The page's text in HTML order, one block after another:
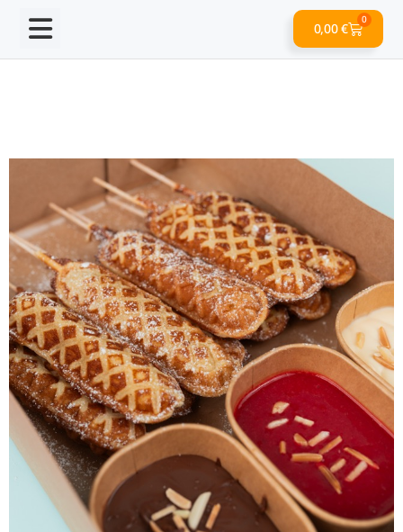
0,00€
0